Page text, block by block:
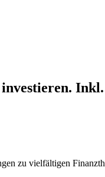
zu vielfältigen